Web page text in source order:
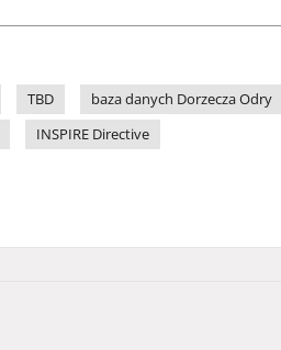
TBD
baza danych Dorzecza Odry
INSPIRE Directive